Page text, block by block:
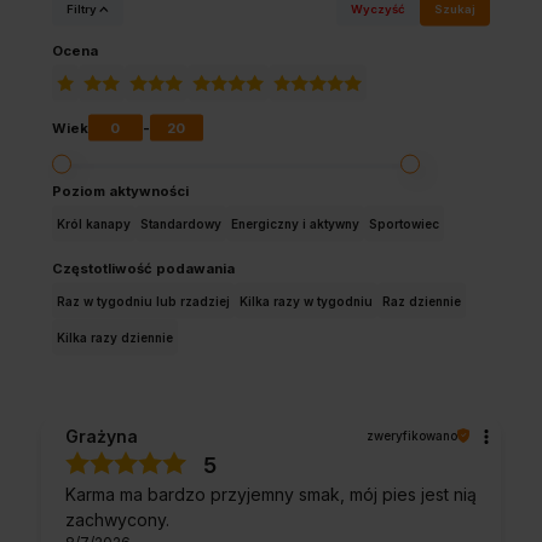
Filtry Wyczyść Szukaj
Ocena
Wiek 0 - 20
Poziom aktywności
Król kanapy Standardowy Energiczny i aktywny Sportowiec
Częstotliwość podawania
Raz w tygodniu lub rzadziej Kilka razy w tygodniu Raz dziennie
Kilka razy dziennie
Grażyna zweryfikowano
5
Karma ma bardzo przyjemny smak, mój pies jest nią
zachwycony.